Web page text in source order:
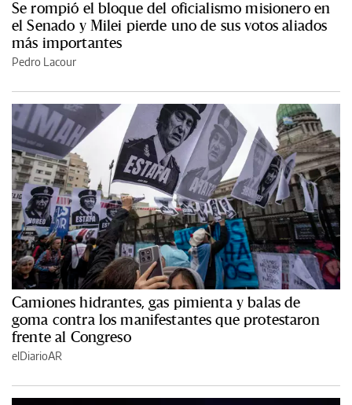
Se rompió el bloque del oficialismo misionero en
el Senado y Milei pierde uno de sus votos aliados
más importantes
Pedro Lacour
Camiones hidrantes, gas pimienta y balas de
goma contra los manifestantes que protestaron
frente al Congreso
elDiarioAR